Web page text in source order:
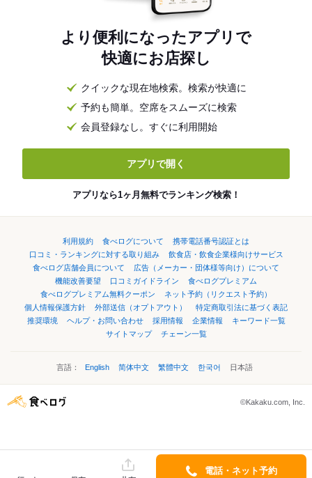
より便利になったアプリで
快適にお店探し
クイックな現在地検索。検索が快適に
予約も簡単。空席をスムーズに検索
会員登録なし。すぐに利用開始
アプリで開く
アプリなら1ヶ月無料でランキング検索！
利用規約 食べログについて
携帯電話番号認証とは
口コミ・ランキングに対する取り組み
飲食店・飲食企業様向けサービス
食べログ店舗会員について
広告（メーカー・団体様等向け）について
機能改善要望
口コミガイドライン
食べログプレミアム
食べログプレミアム無料クーポン
ネット予約（リクエスト予約）
個人情報保護方針
外部送信（オプトアウト）
特定商取引法に基づく表記
推奨環境
ヘルプ・お問い合わせ 採用情報 企業情報
キーワード一覧
サイトマップ
チェーン一覧
言語： English 简体中文 繁體中文 한국어 日本語
©Kakaku.com, Inc.
電話・ネット予約